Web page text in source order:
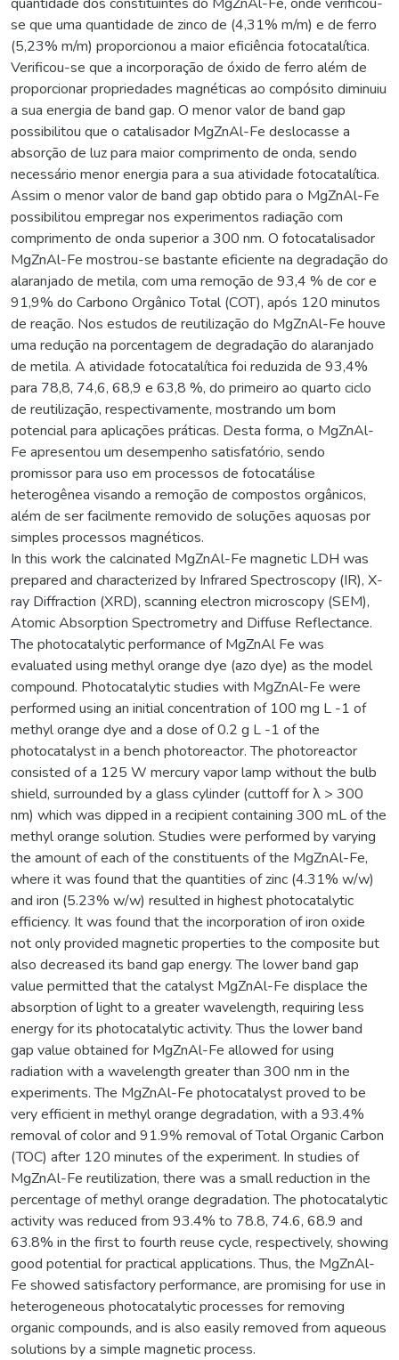
se que uma quantidade de zinco de (4,31% m/m) e de ferro
(5,23% m/m) proporcionou a maior eficiência fotocatalítica.
Verificou-se que a incorporação de óxido de ferro além de
proporcionar propriedades magnéticas ao compósito diminuiu
a sua energia de band gap. O menor valor de band gap
possibilitou que o catalisador MgZnAl-Fe deslocasse a
absorção de luz para maior comprimento de onda, sendo
necessário menor energia para a sua atividade fotocatalítica.
Assim o menor valor de band gap obtido para o MgZnAl-Fe
possibilitou empregar nos experimentos radiação com
comprimento de onda superior a 300 nm. O fotocatalisador
MgZnAl-Fe mostrou-se bastante eficiente na degradação do
alaranjado de metila, com uma remoção de 93,4 % de cor e
91,9% do Carbono Orgânico Total (COT), após 120 minutos
de reação. Nos estudos de reutilização do MgZnAl-Fe houve
uma redução na porcentagem de degradação do alaranjado
de metila. A atividade fotocatalítica foi reduzida de 93,4%
para 78,8, 74,6, 68,9 e 63,8 %, do primeiro ao quarto ciclo
de reutilização, respectivamente, mostrando um bom
potencial para aplicações práticas. Desta forma, o MgZnAl-
Fe apresentou um desempenho satisfatório, sendo
promissor para uso em processos de fotocatálise
heterogênea visando a remoção de compostos orgânicos,
além de ser facilmente removido de soluções aquosas por
simples processos magnéticos.
In this work the calcinated MgZnAl-Fe magnetic LDH was
prepared and characterized by Infrared Spectroscopy (IR), X-
ray Diffraction (XRD), scanning electron microscopy (SEM),
Atomic Absorption Spectrometry and Diffuse Reflectance.
The photocatalytic performance of MgZnAl Fe was
evaluated using methyl orange dye (azo dye) as the model
compound. Photocatalytic studies with MgZnAl-Fe were
performed using an initial concentration of 100 mg L -1 of
methyl orange dye and a dose of 0.2 g L -1 of the
photocatalyst in a bench photoreactor. The photoreactor
consisted of a 125 W mercury vapor lamp without the bulb
shield, surrounded by a glass cylinder (cuttoff for λ > 300
nm) which was dipped in a recipient containing 300 mL of the
methyl orange solution. Studies were performed by varying
the amount of each of the constituents of the MgZnAl-Fe,
where it was found that the quantities of zinc (4.31% w/w)
and iron (5.23% w/w) resulted in highest photocatalytic
efficiency. It was found that the incorporation of iron oxide
not only provided magnetic properties to the composite but
also decreased its band gap energy. The lower band gap
value permitted that the catalyst MgZnAl-Fe displace the
absorption of light to a greater wavelength, requiring less
energy for its photocatalytic activity. Thus the lower band
gap value obtained for MgZnAl-Fe allowed for using
radiation with a wavelength greater than 300 nm in the
experiments. The MgZnAl-Fe photocatalyst proved to be
very efficient in methyl orange degradation, with a 93.4%
removal of color and 91.9% removal of Total Organic Carbon
(TOC) after 120 minutes of the experiment. In studies of
MgZnAl-Fe reutilization, there was a small reduction in the
percentage of methyl orange degradation. The photocatalytic
activity was reduced from 93.4% to 78.8, 74.6, 68.9 and
63.8% in the first to fourth reuse cycle, respectively, showing
good potential for practical applications. Thus, the MgZnAl-
Fe showed satisfactory performance, are promising for use in
heterogeneous photocatalytic processes for removing
organic compounds, and is also easily removed from aqueous
solutions by a simple magnetic process.